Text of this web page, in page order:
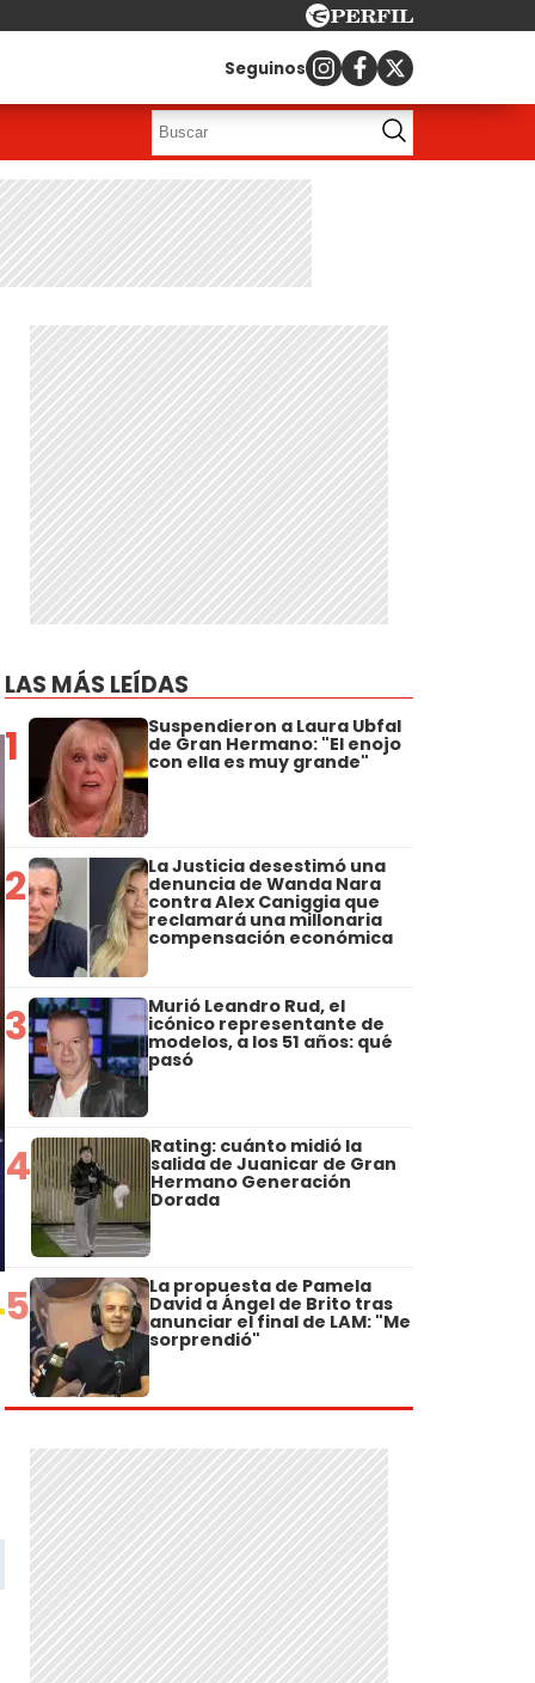
Seguinos
LAS MÁS LEÍDAS
1 Suspendieron a Laura Ubfal
de Gran Hermano: "El enojo
con ella es muy grande"
2 La Justicia desestimó una
denuncia de Wanda Nara
contra Alex Caniggia que
reclamará una millonaria
compensación económica
3 Murió Leandro Rud, el
icónico representante de
modelos, a los 51 años: qué
pasó
4 Rating: cuánto midió la
salida de Juanicar de Gran
Hermano Generación
Dorada
5 La propuesta de Pamela
David a Ángel de Brito tras
anunciar el final de LAM: "Me
sorprendió"